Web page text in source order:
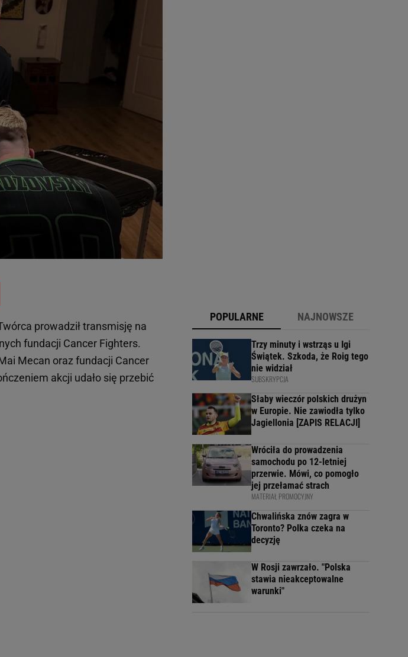
prowadził transmisję na
fundacji Cancer Fighters.
Mecan oraz fundacji Cancer
akcji udało się przebić
POPULARNE NAJNOWSZE
Trzy minuty i wstrząs u Igi
Świątek. Szkoda, że Roig tego
nie widział
SUBSKRYPCJA
Słaby wieczór polskich drużyn
w Europie. Nie zawiodła tylko
Jagiellonia [ZAPIS RELACJI]
Wróciła do prowadzenia
samochodu po 12-letniej
przerwie. Mówi, co pomogło
jej przełamać strach
MATERIAŁ PROMOCYJNY
Chwalińska znów zagra w
Toronto? Polka czeka na
decyzję
W Rosji zawrzało. "Polska
stawia nieakceptowalne
warunki"